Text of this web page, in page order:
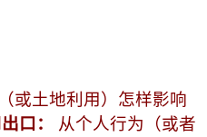
或土地利用）怎样影响
口：
从个人行为（或者